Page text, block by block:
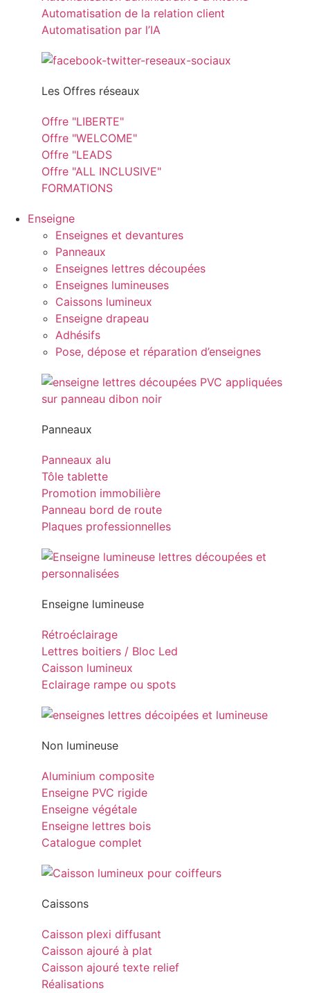
Automatisation de la relation client
Automatisation par l’IA
Les Offres réseaux
Offre "LIBERTE"
Offre "WELCOME"
Offre "LEADS
Offre "ALL INCLUSIVE"
FORMATIONS
Enseigne
Enseignes et devantures
Panneaux
Enseignes lettres découpées
Enseignes lumineuses
Caissons lumineux
Enseigne drapeau
Adhésifs
Pose, dépose et réparation d’enseignes
Panneaux
Panneaux alu
Tôle tablette
Promotion immobilière
Panneau bord de route
Plaques professionnelles
Enseigne lumineuse
Rétroéclairage
Lettres boitiers / Bloc Led
Caisson lumineux
Eclairage rampe ou spots
Non lumineuse
Aluminium composite
Enseigne PVC rigide
Enseigne végétale
Enseigne lettres bois
Catalogue complet
Caissons
Caisson plexi diffusant
Caisson ajouré à plat
Caisson ajouré texte relief
Réalisations